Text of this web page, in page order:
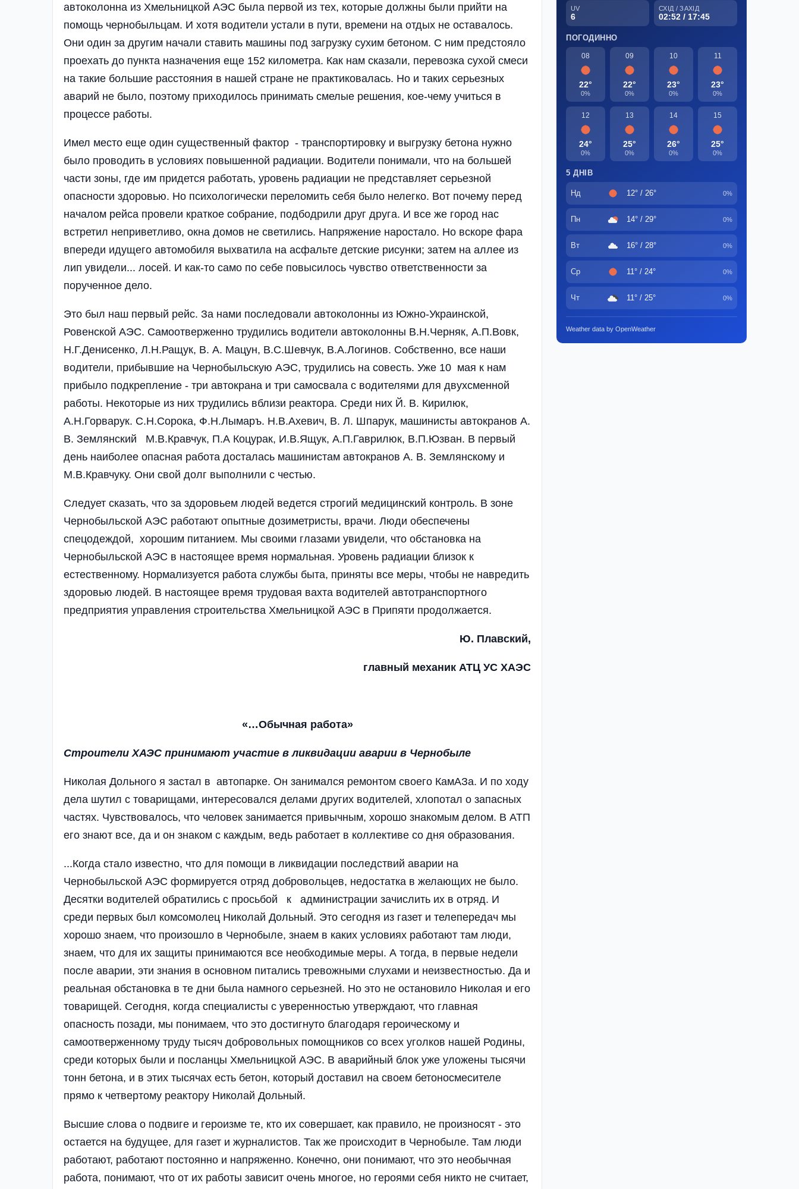
автоколонна из Хмельницкой АЭС была первой из тех, которые должны были прийти на
помощь чернобыльцам. И хотя водители устали в пути, времени на отдых не оставалось.
Они один за другим начали ставить машины под загрузку сухим бетоном. С ним предстояло
проехать до пункта назначения еще 152 километра. Как нам сказали, перевозка сухой смеси
на такие большие расстояния в нашей стране не практиковалась. Но и таких серьезных
аварий не было, поэтому приходилось принимать смелые решения, кое-чему учиться в
процессе работы.
Имел место еще один существенный фактор - транспортировку и выгрузку бетона нужно
было проводить в условиях повышенной радиации. Водители понимали, что на большей
части зоны, где им придется работать, уровень радиации не представляет серьезной
опасности здоровью. Но психологически переломить себя было нелегко. Вот почему перед
началом рейса провели краткое собрание, подбодрили друг друга. И все же город нас
встретил неприветливо, окна домов не светились. Напряжение наростало. Но вскоре фара
впереди идущего автомобиля выхватила на асфальте детские рисунки; затем на аллее из
лип увидели... лосей. И как-то само по себе повысилось чувство ответственности за
порученное дело.
Это был наш первый рейс. За нами последовали автоколонны из Южно-Украинской,
Ровенской АЭС. Самоотверженно трудились водители автоколонны В.Н.Черняк, А.П.Вовк,
Н.Г.Денисенко, Л.Н.Ращук, В. А. Мацун, В.С.Шевчук, В.А.Логинов. Собственно, все наши
водители, прибывшие на Чернобыльскую АЭС, трудились на совесть. Уже 10 мая к нам
прибыло подкрепление - три автокрана и три самосвала с водителями для двухсменной
работы. Некоторые из них трудились вблизи реактора. Среди них Й. В. Кирилюк,
А.Н.Горварук. С.Н.Сорока, Ф.Н.Лымаръ. Н.В.Ахевич, В. Л. Шпарук, машинисты автокранов А.
В. Землянский М.В.Кравчук, П.А Коцурак, И.В.Ящук, А.П.Гаврилюк, В.П.Юзван. В первый
день наиболее опасная работа досталась машинистам автокранов А. В. Землянскому и
М.В.Кравчуку. Они свой долг выполнили с честью.
Следует сказать, что за здоровьем людей ведется строгий медицинский контроль. В зоне
Чернобыльской АЭС работают опытные дозиметристы, врачи. Люди обеспечены
спецодеждой, хорошим питанием. Мы своими глазами увидели, что обстановка на
Чернобыльской АЭС в настоящее время нормальная. Уровень радиа­ции близок к
естественному. Нормализуется работа службы быта, приняты все меры, чтобы не навредить
здоровью людей. В настоящее время трудовая вахта водителей автотранспортного
предприятия управления строительства Хмельницкой АЭС в Припяти продолжается.
Ю. Плавский,
главный механик АТЦ УС ХАЭС
«…Обычная работа»
Строители ХАЭС принимают участие в ликвидации аварии в Чернобыле
Николая Дольного я застал в автопарке. Он занимался ремонтом своего КамАЗа. И по ходу
дела шутил с товарищами, интересовался делами других водителей, хлопотал о запасных
частях. Чувствовалось, что человек занимается привычным, хорошо знакомым делом. В АТП
его знают все, да и он знаком с каждым, ведь работает в коллективе со дня образования.
...Когда стало известно, что для помощи в ликвидации последствий аварии на
Чернобыльской АЭС формируется отряд добровольцев, недостатка в желающих не было.
Десятки водителей обратились с просьбой к администрации зачислить их в отряд. И
среди первых был комсомолец Николай Дольный. Это сегодня из газет и телепередач мы
хорошо знаем, что произошло в Чернобыле, знаем в каких условиях работают там люди,
знаем, что для их защиты принимаются все необходимые меры. А тогда, в первые недели
после аварии, эти знания в основном питались тревожными слухами и неизвестностью. Да и
реальная обстановка в те дни была намного серьезней. Но это не остановило Николая и его
товарищей. Сегодня, когда специалисты с уверенностью утверждают, что главная
опасность позади, мы понимаем, что это достигнуто благодаря героическому и
самоотверженному труду тысяч добровольных помощников со всех уголков нашей Родины,
среди которых были и посланцы Хмельницкой АЭС. В аварийный блок уже уложены тысячи
тонн бетона, и в этих тысячах есть бетон, который доставил на своем бетоносмесителе
прямо к четвертому реактору Николай Дольный.
Высшие слова о подвиге и героизме те, кто их совершает, как правило, не произносят - это
остается на будущее, для газет и журналистов. Так же происходит в Чернобыле. Там люди
работают, работают постоянно и напряженно. Конечно, они понимают, что это необычная
работа, понимают, что от их работы зависит очень многое, но героями себя никто не считает,
UV
6
СХІД / ЗАХІД
02:52 / 17:45
ПОГОДИННО
08
22°
0%
09
22°
0%
10
23°
0%
11
23°
0%
12
24°
0%
13
25°
0%
14
26°
0%
15
25°
0%
5 ДНІВ
Нд 12° / 26° 0%
Пн 14° / 29° 0%
Вт 16° / 28° 0%
Ср 11° / 24° 0%
Чт 11° / 25° 0%
Weather data by OpenWeather